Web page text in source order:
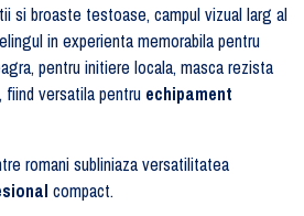
si broaste testoase, campul vizual larg al
in experienta memorabila pentru
pentru initiere locala, masca rezista
fiind versatila pentru echipament
romani subliniaza versatilitatea
compact.